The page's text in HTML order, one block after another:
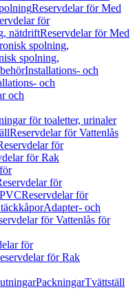
Reservdelar för Med
för
nätdriftReservdelar för Med
spolning,
spolning,
Installations- och
och
och
för toaletter, urinaler
Reservdelar för Vattenlås
för
för Rak
för
Reservdelar för
Adapter- och
för Vattenlås för
för
för Rak
PackningarTvättställ